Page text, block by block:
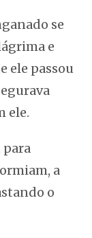
se
e
ele passou
ele.
para
a
o